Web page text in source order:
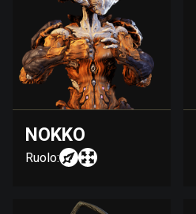
NOKKO
Ruolo: